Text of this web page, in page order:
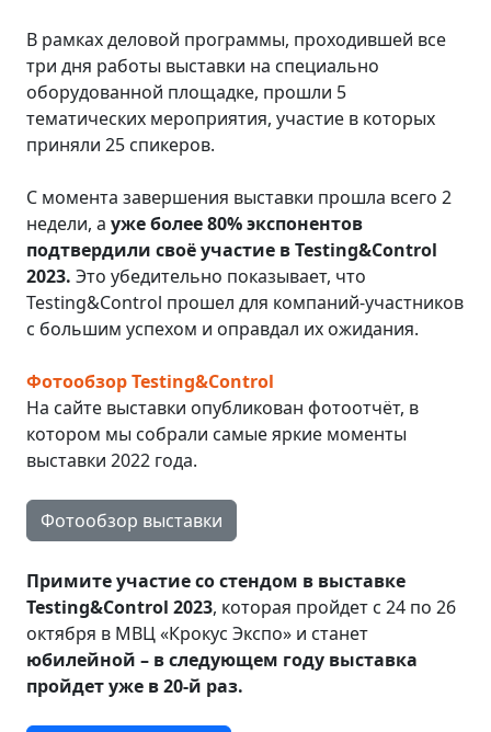
В рамках деловой программы, проходившей все
три дня работы выставки на специально
оборудованной площадке, прошли 5
тематических мероприятия, участие в которых
приняли 25 спикеров.
С момента завершения выставки прошла всего 2
недели, а уже более 80% экспонентов
подтвердили своё участие в Testing&Control
2023. Это убедительно показывает, что
Testing&Control прошел для компаний-участников
с большим успехом и оправдал их ожидания.
Фотообзор Testing&Control
На сайте выставки опубликован фотоотчёт, в
котором мы собрали самые яркие моменты
выставки 2022 года.
Фотообзор выставки
Примите участие со стендом в выставке
Testing&Control 2023, которая пройдет с 24 по 26
октября в МВЦ «Крокус Экспо» и станет
юбилейной – в следующем году выставка
пройдет уже в 20-й раз.